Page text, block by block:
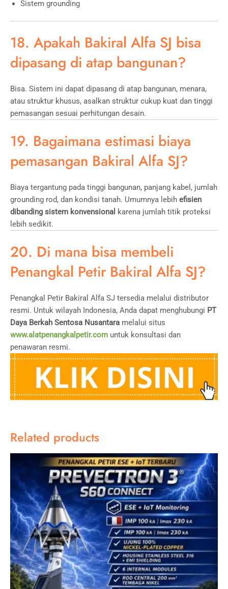
Sistem grounding
18. Apakah Bakiral Alfa SJ bisa
dipasang di atap bangunan?
Bisa. Sistem ini dapat dipasang di atap bangunan, menara,
atau struktur khusus, asalkan struktur cukup kuat dan tinggi
pemasangan sesuai perhitungan desain.
19. Bagaimana estimasi biaya
pemasangan Bakiral Alfa SJ?
Biaya tergantung pada tinggi bangunan, panjang kabel, jumlah
grounding rod, dan kondisi tanah. Umumnya lebih efisien
dibanding sistem konvensional karena jumlah titik proteksi
lebih sedikit.
20. Di mana bisa membeli
Penangkal Petir Bakiral Alfa SJ?
Penangkal Petir Bakiral Alfa SJ tersedia melalui distributor
resmi. Untuk wilayah Indonesia, Anda dapat menghubungi PT
Daya Berkah Sentosa Nusantara melalui situs
www.alatpenangkalpetir.com untuk konsultasi dan
penawaran resmi.
Related products